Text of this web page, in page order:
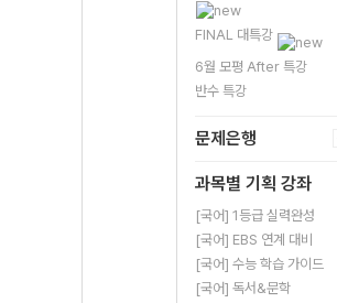
FINAL 대특강
6월 모평 After 특강
반수 특강
문제은행
과목별 기획 강좌
[국어] 1등급 실력완성
[국어] EBS 연계 대비
[국어] 수능 학습 가이드
[국어] 독서&문학